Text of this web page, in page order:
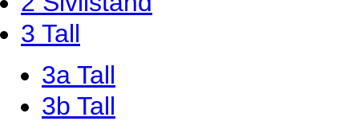
3 Tall
3a Tall
3b Tall